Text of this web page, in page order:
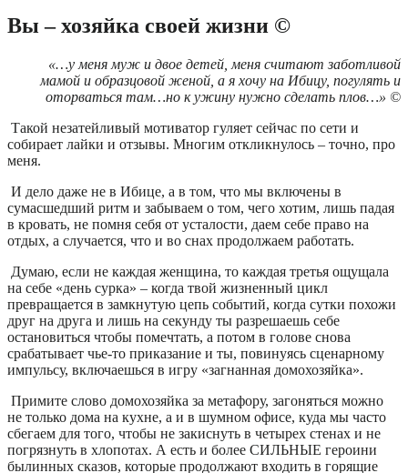
Вы – хозяйка своей жизни ©
«…у меня муж и двое детей, меня считают заботливой
мамой и образцовой женой, а я хочу на Ибицу, погулять и
оторваться там…но к ужину нужно сделать плов…» ©
Такой незатейливый мотиватор гуляет сейчас по сети и
собирает лайки и отзывы. Многим откликнулось – точно, про
меня.
И дело даже не в Ибице, а в том, что мы включены в
сумасшедший ритм и забываем о том, чего хотим, лишь падая
в кровать, не помня себя от усталости, даем себе право на
отдых, а случается, что и во снах продолжаем работать.
Думаю, если не каждая женщина, то каждая третья ощущала
на себе «день сурка» – когда твой жизненный цикл
превращается в замкнутую цепь событий, когда сутки похожи
друг на друга и лишь на секунду ты разрешаешь себе
остановиться чтобы помечтать, а потом в голове снова
срабатывает чье-то приказание и ты, повинуясь сценарному
импульсу, включаешься в игру «загнанная домохозяйка».
Примите слово домохозяйка за метафору, загоняться можно
не только дома на кухне, а и в шумном офисе, куда мы часто
сбегаем для того, чтобы не закиснуть в четырех стенах и не
погрязнуть в хлопотах. А есть и более СИЛЬНЫЕ героини
былинных сказов, которые продолжают входить в горящие